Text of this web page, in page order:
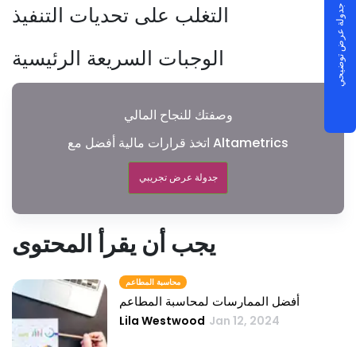
التغلب على تحديات التنفيذ
الوجبات السريعة الرئيسية
وصفتك للنجاح المالي
اتخذ قرارات مالية أفضل مع Altametrics
جدولة عرض تجريبي
يجب أن يقرأ المحتوى
محاسبة المطاعم
أفضل الممارسات لمحاسبة المطاعم
Lila Westwood Jan 12, 2024
جدولة عرض توضيحي